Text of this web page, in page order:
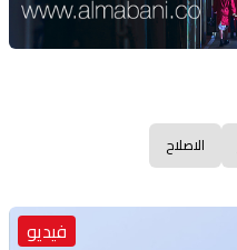
الاصلاح
فيديو